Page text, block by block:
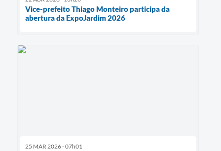
Vice-prefeito Thiago Monteiro participa da
abertura da ExpoJardim 2026
25 MAR 2026 - 07h01